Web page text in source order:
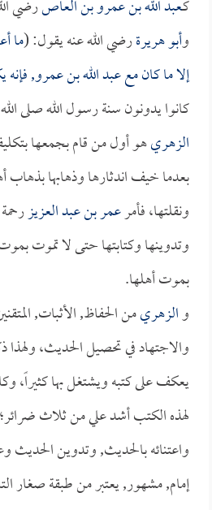
كـعبد الله بن عمرو بن العاصرضي
وأبو هريرةرضي الله عنه يقول: (ما
إلا ما كان مععبد الله بن عمرو,
كانوا يدونون سنة رسول الله صلى
الزهريهو أول من قام بجمعها
بعدما خيف اندثارها وذهابها بذهاب
ونقلتها، فأمرعمر بن عبد العزيز
وتدوينها وكتابتها حتى لا تموت
بموت أهلها.
والزهريمن الحفاظ, الأثبات,
والاجتهاد في تحصيل الحديث، ولهذا
يعكف على كتبه ويشتغل بها كثيراً،
لهذه الكتب أشد علي من ثلاث ضرائر؛
واعتنائه بالحديث, وتدوين
إمام, مشهور, يعتبر من طبقة صغار